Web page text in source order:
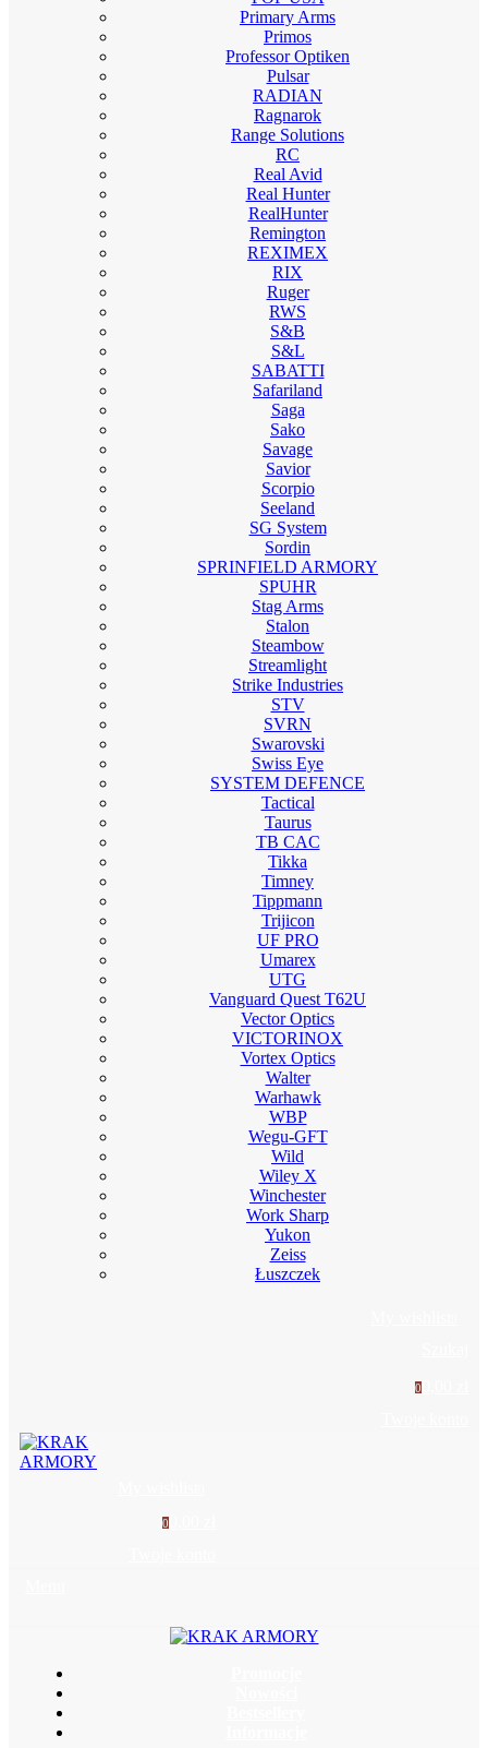
Primary Arms
Primos
Professor Optiken
Pulsar
RADIAN
Ragnarok
Range Solutions
RC
Real Avid
Real Hunter
RealHunter
Remington
REXIMEX
RIX
Ruger
RWS
S&B
S&L
SABATTI
Safariland
Saga
Sako
Savage
Savior
Scorpio
Seeland
SG System
Sordin
SPRINFIELD ARMORY
SPUHR
Stag Arms
Stalon
Steambow
Streamlight
Strike Industries
STV
SVRN
Swarovski
Swiss Eye
SYSTEM DEFENCE
Tactical
Taurus
TB CAC
Tikka
Timney
Tippmann
Trijicon
UF PRO
Umarex
UTG
Vanguard Quest T62U
Vector Optics
VICTORINOX
Vortex Optics
Walter
Warhawk
WBP
Wegu-GFT
Wild
Wiley X
Winchester
Work Sharp
Yukon
Zeiss
Łuszczek
0
00,00 zł